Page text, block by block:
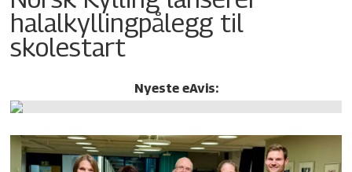
halalkylling­pålegg til
skolestart
Nyeste eAvis: